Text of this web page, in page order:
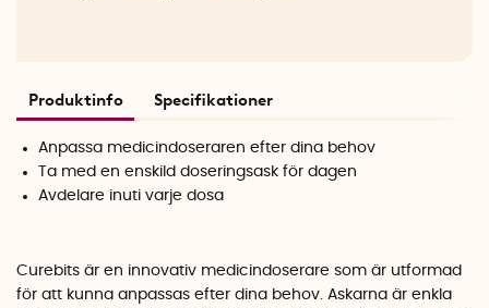
Produktinfo Specifikationer
Anpassa medicindoseraren efter dina behov
Ta med en enskild doseringsask för dagen
Avdelare inuti varje dosa
Curebits är en innovativ medicindoserare som är utformad
för att kunna anpassas efter dina behov. Askarna är enkla